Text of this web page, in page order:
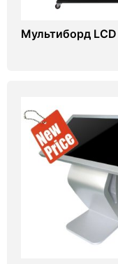
Мультиборд